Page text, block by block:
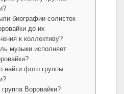
биографии солисток
до их
к коллективу?
музыки исполняет
найти фото группы
группа Воровайки?